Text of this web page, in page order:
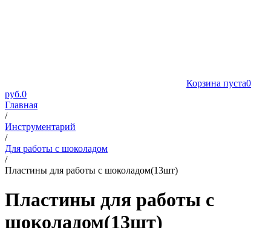
Корзина пуста0
руб.0
Главная
/
Инструментарий
/
Для работы с шоколадом
/
Пластины для работы с шоколадом(13шт)
Пластины для работы с
шоколадом(13шт)